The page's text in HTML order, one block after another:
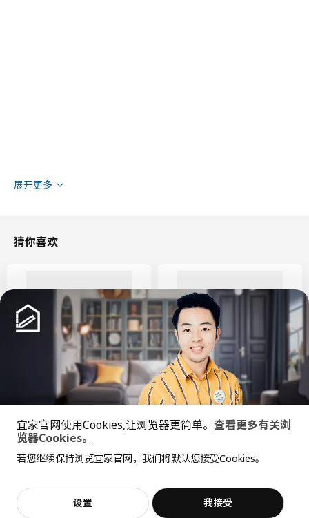
展开更多
猜你喜欢
柜子, 83x36x128 厘米
599 00
¥ 599.00
新品 限定款
搁架单元, 60x30x80 厘米
¥99 99
¥ 99.99
抱歉，该商品在所选地区暂时缺货。
客服
加入购物袋 立即购买
价格透明，设计专业，现货供应
不，谢谢 立即预约
宜家官网使用Cookies,让浏览器更简单。 查看更多有关浏
览器Cookies。
若您继续保持浏览宜家官网，我们将默认您接受Cookies。
设置 我接受